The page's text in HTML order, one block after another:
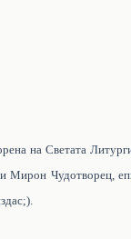
на Светата
Мирон Чудотворец,